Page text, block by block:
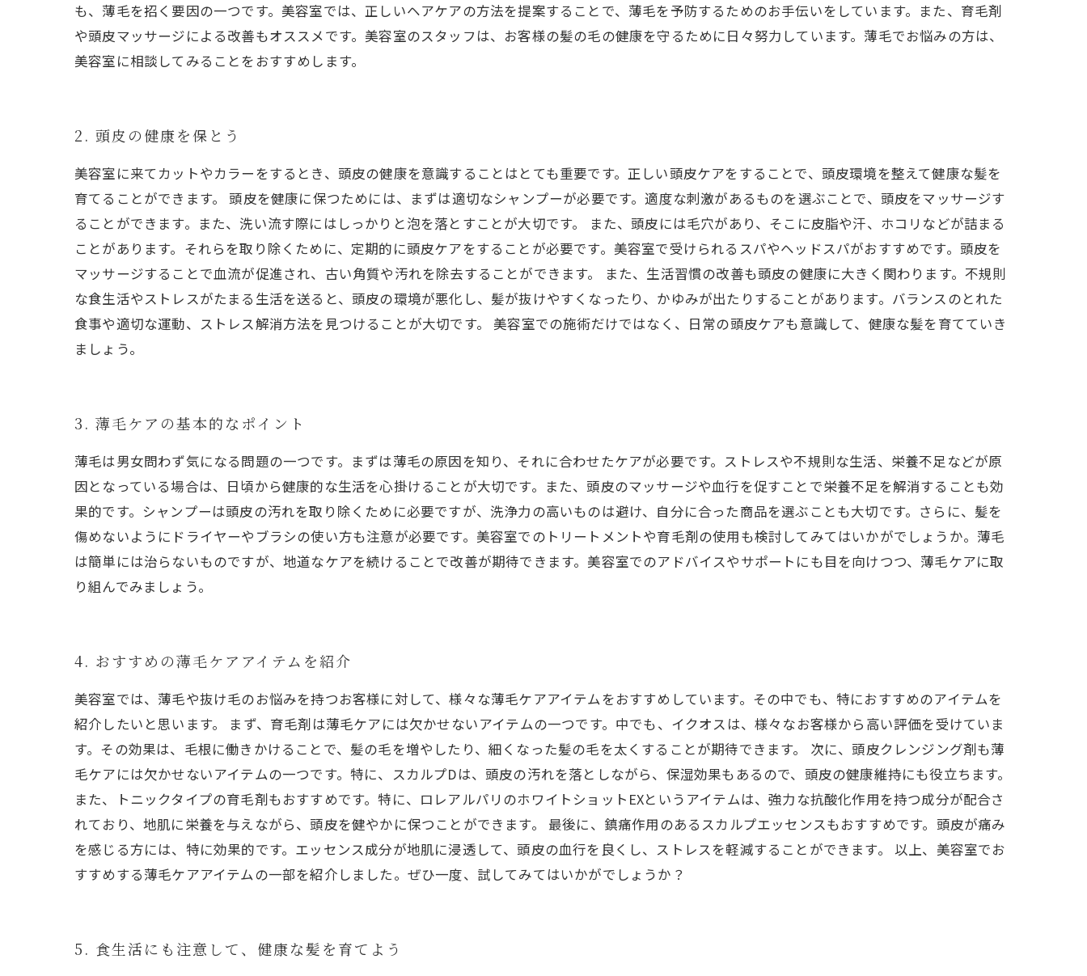
も、薄毛を招く要因の一つです。美容室では、正しいヘアケアの方法を提案することで、薄毛を予防するためのお手伝いをしています。また、育毛剤
や頭皮マッサージによる改善もオススメです。美容室のスタッフは、お客様の髪の毛の健康を守るために日々努力しています。薄毛でお悩みの方は、
美容室に相談してみることをおすすめします。
2. 頭皮の健康を保とう
美容室に来てカットやカラーをするとき、頭皮の健康を意識することはとても重要です。正しい頭皮ケアをすることで、頭皮環境を整えて健康な髪を
育てることができます。 頭皮を健康に保つためには、まずは適切なシャンプーが必要です。適度な刺激があるものを選ぶことで、頭皮をマッサージす
ることができます。また、洗い流す際にはしっかりと泡を落とすことが大切です。 また、頭皮には毛穴があり、そこに皮脂や汗、ホコリなどが詰まる
ことがあります。それらを取り除くために、定期的に頭皮ケアをすることが必要です。美容室で受けられるスパやヘッドスパがおすすめです。頭皮を
マッサージすることで血流が促進され、古い角質や汚れを除去することができます。 また、生活習慣の改善も頭皮の健康に大きく関わります。不規則
な食生活やストレスがたまる生活を送ると、頭皮の環境が悪化し、髪が抜けやすくなったり、かゆみが出たりすることがあります。バランスのとれた
食事や適切な運動、ストレス解消方法を見つけることが大切です。 美容室での施術だけではなく、日常の頭皮ケアも意識して、健康な髪を育てていき
ましょう。
3. 薄毛ケアの基本的なポイント
薄毛は男女問わず気になる問題の一つです。まずは薄毛の原因を知り、それに合わせたケアが必要です。ストレスや不規則な生活、栄養不足などが原
因となっている場合は、日頃から健康的な生活を心掛けることが大切です。また、頭皮のマッサージや血行を促すことで栄養不足を解消することも効
果的です。シャンプーは頭皮の汚れを取り除くために必要ですが、洗浄力の高いものは避け、自分に合った商品を選ぶことも大切です。さらに、髪を
傷めないようにドライヤーやブラシの使い方も注意が必要です。美容室でのトリートメントや育毛剤の使用も検討してみてはいかがでしょうか。薄毛
は簡単には治らないものですが、地道なケアを続けることで改善が期待できます。美容室でのアドバイスやサポートにも目を向けつつ、薄毛ケアに取
り組んでみましょう。
4. おすすめの薄毛ケアアイテムを紹介
美容室では、薄毛や抜け毛のお悩みを持つお客様に対して、様々な薄毛ケアアイテムをおすすめしています。その中でも、特におすすめのアイテムを
紹介したいと思います。 まず、育毛剤は薄毛ケアには欠かせないアイテムの一つです。中でも、イクオスは、様々なお客様から高い評価を受けていま
す。その効果は、毛根に働きかけることで、髪の毛を増やしたり、細くなった髪の毛を太くすることが期待できます。 次に、頭皮クレンジング剤も薄
毛ケアには欠かせないアイテムの一つです。特に、スカルプDは、頭皮の汚れを落としながら、保湿効果もあるので、頭皮の健康維持にも役立ちます。
また、トニックタイプの育毛剤もおすすめです。特に、ロレアルパリのホワイトショットEXというアイテムは、強力な抗酸化作用を持つ成分が配合さ
れており、地肌に栄養を与えながら、頭皮を健やかに保つことができます。 最後に、鎮痛作用のあるスカルプエッセンスもおすすめです。頭皮が痛み
を感じる方には、特に効果的です。エッセンス成分が地肌に浸透して、頭皮の血行を良くし、ストレスを軽減することができます。 以上、美容室でお
すすめする薄毛ケアアイテムの一部を紹介しました。ぜひ一度、試してみてはいかがでしょうか？
5. 食生活にも注意して、健康な髪を育てよう